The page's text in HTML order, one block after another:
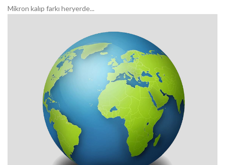
Mikron kalıp farkı heryerde...